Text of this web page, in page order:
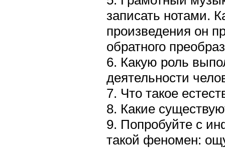
записать нотами.
произведения он
обратного
6. Какую роль
деятельности
7. Что такое
8. Какие
9. Попробуйте с
такой феномен: